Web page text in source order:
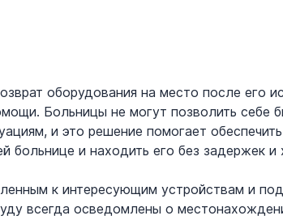
оборудования на место после его
Больницы не могут позволить себе
и это решение помогает
больнице и находить его без задержек и
к интересующим устройствам и
всегда осведомлены о